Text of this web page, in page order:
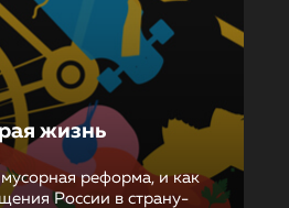
жизнь
реформа, и как
России в страну-